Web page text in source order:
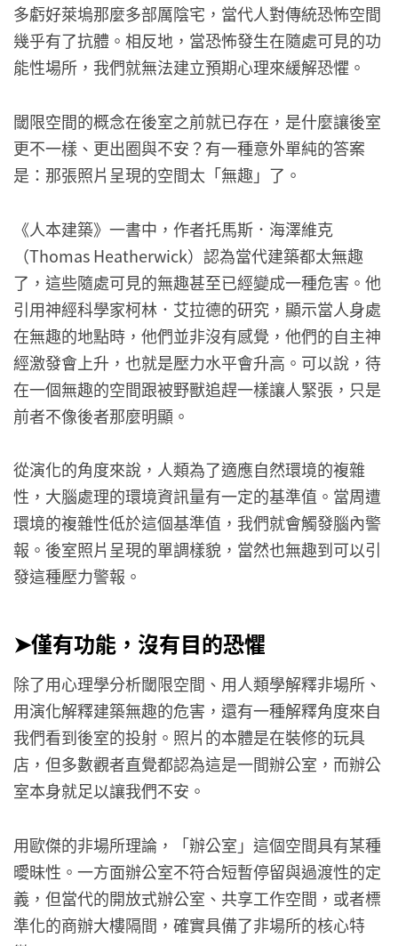
多虧好萊塢那麼多部厲陰宅，當代人對傳統恐怖空間
幾乎有了抗體。相反地，當恐怖發生在隨處可見的功
能性場所，我們就無法建立預期心理來緩解恐懼。
閾限空間的概念在後室之前就已存在，是什麼讓後室
更不一樣、更出圈與不安？有一種意外單純的答案
是：那張照片呈現的空間太「無趣」了。
《人本建築》一書中，作者托馬斯．海澤維克
（Thomas Heatherwick）認為當代建築都太無趣
了，這些隨處可見的無趣甚至已經變成一種危害。他
引用神經科學家柯林．艾拉德的研究，顯示當人身處
在無趣的地點時，他們並非沒有感覺，他們的自主神
經激發會上升，也就是壓力水平會升高。可以說，待
在一個無趣的空間跟被野獸追趕一樣讓人緊張，只是
前者不像後者那麼明顯。
從演化的角度來說，人類為了適應自然環境的複雜
性，大腦處理的環境資訊量有一定的基準值。當周遭
環境的複雜性低於這個基準值，我們就會觸發腦內警
報。後室照片呈現的單調樣貌，當然也無趣到可以引
發這種壓力警報。
➤僅有功能，沒有目的恐懼
除了用心理學分析閾限空間、用人類學解釋非場所、
用演化解釋建築無趣的危害，還有一種解釋角度來自
我們看到後室的投射。照片的本體是在裝修的玩具
店，但多數觀者直覺都認為這是一間辦公室，而辦公
室本身就足以讓我們不安。
用歐傑的非場所理論，「辦公室」這個空間具有某種
曖昧性。一方面辦公室不符合短暫停留與過渡性的定
義，但當代的開放式辦公室、共享工作空間，或者標
準化的商辦大樓隔間，確實具備了非場所的核心特